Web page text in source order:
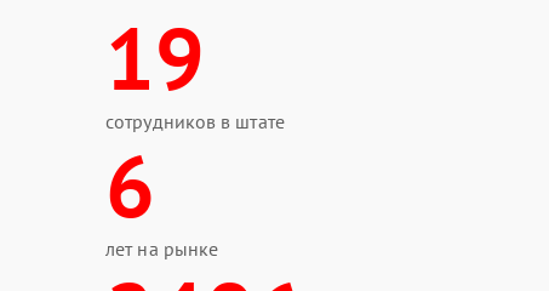
19
сотрудников в штате
6
лет на рынке